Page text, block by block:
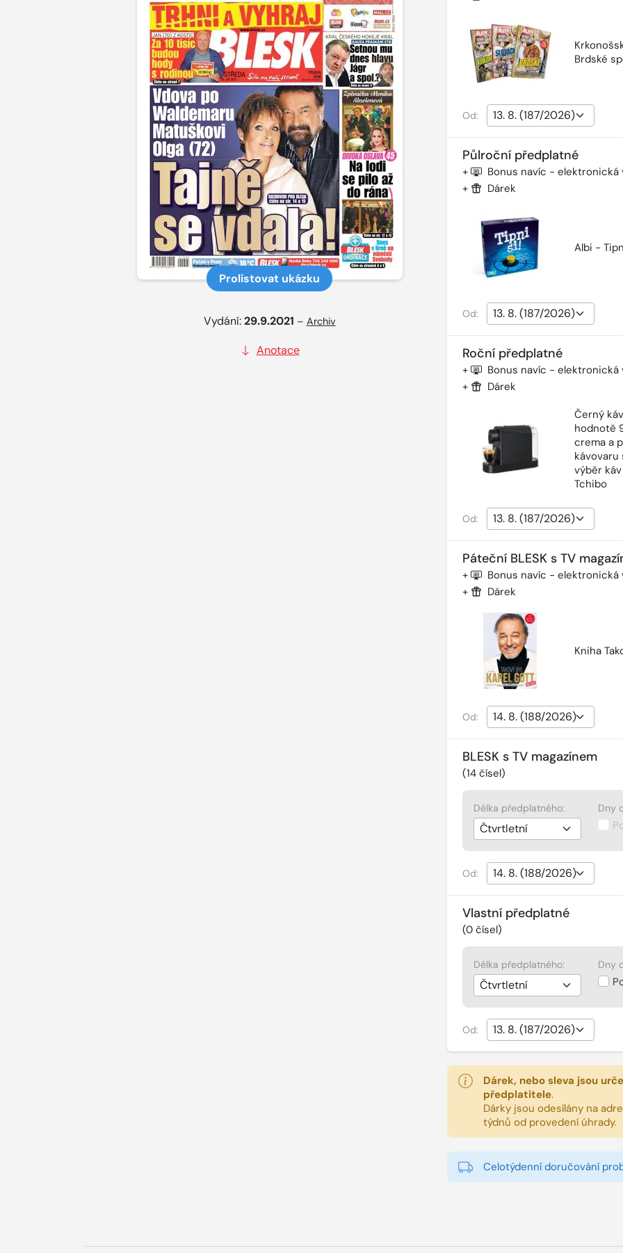
Prolistovat ukázku
Vydání:29.9.2021 – Archiv
Anotace
Brdské
Od:
Půlroční předplatné
+ Bonus navíc - elektronická
+ Dárek
Albi -
Od:
Roční předplatné
+ Bonus navíc - elektronická
+
Dárek
Černý
hodnotě
crema a
kávovaru
výběr
Tchibo
Od:
Páteční BLESK s TV
+ Bonus navíc - elektronická
+ Dárek
Kniha
Od:
BLESK s TV magazínem
(14čísel)
Délka předplatného: Dny
Od:
Vlastní předplatné
(0čísel)
Délka předplatného: Dny
Od:
Dárek, nebo sleva jsou
předplatitele.
Dárky jsou odesílány na
týdnů od provedení úhrady.
Celotýdenní doručování